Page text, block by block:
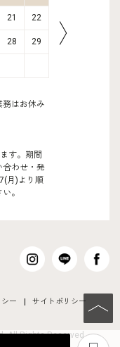
21 22
28 29
はお休み
す。期間
合わせ・発
月)より順
。
ー サイトポリシー
All Rights Reserved.